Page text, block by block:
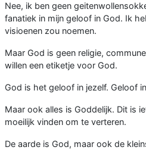
Nee, ik ben geen
fanatiek in mijn geloof in God. Ik
visioenen zou noemen.
Maar God is geen religie,
willen een etiketje voor God.
God is het geloof in jezelf. Geloof
Maar ook alles is Goddelijk. Dit is
moeilijk vinden om te verteren.
De aarde is God, maar ook de